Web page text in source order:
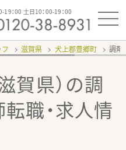
19：00 土日10：00-19：00
滋賀県 犬上郡豊郷町 調剤
賀県）の調
職・求人情